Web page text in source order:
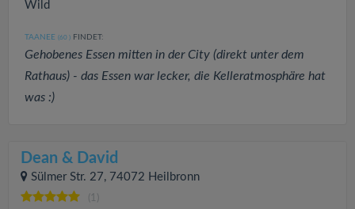
Wild
TAANEE (60 ) FINDET:
Gehobenes Essen mitten in der City (direkt unter dem
Rathaus) - das Essen war lecker, die Kelleratmosphäre hat
was :)
Dean & David
Sülmer Str. 27, 74072 Heilbronn
(1)